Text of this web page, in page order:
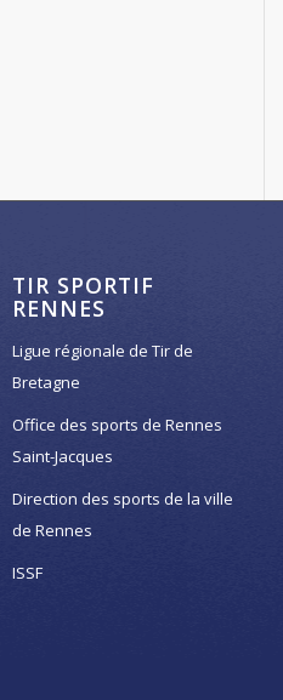
TIR SPORTIF
RENNES
Ligue régionale de Tir de
Bretagne
Office des sports de Rennes
Saint-Jacques
Direction des sports de la ville
de Rennes
ISSF